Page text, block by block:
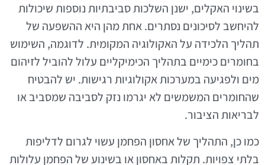
בשינוי האקלים, ישנן השלכות סביבתיות נוספות שיכולות
להיחשב לסיכונים נסתרים. אחת מהן היא ההשפעה של
תהליך הלכידה על האקולוגיה המקומית. לדוגמה, השימוש
בחומרים כימיים בתהליך הכימיקליים עלול להוביל לזיהום
מים ולפגיעה במערכות אקולוגיות רגישות. יש להבטיח
שהחומרים המשמשים לא יגרמו נזק לסביבה שמסביב או
לבריאות הציבור.
כמו כן, התהליך של אחסון הפחמן עשוי לגרום לדליפות
בלתי צפויות. תקלות באחסון או בשינוע של הפחמן עלולות